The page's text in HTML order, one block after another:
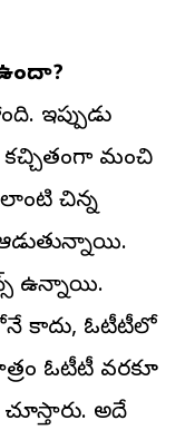
ఇప్పుడు
మంచి
చిన్న
ఉన్నాయి.
కాదు, ఓటీటీలో
ఓటీటీ వరకూ
అదే